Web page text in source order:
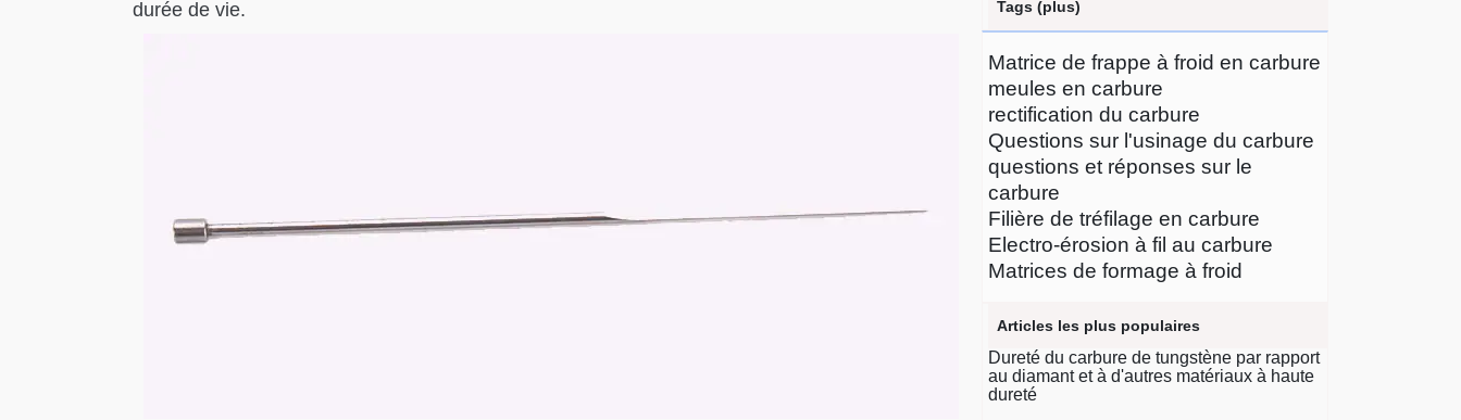
durée de vie.
Tags (plus)
Matrice de frappe à froid en carbure
meules en carbure
rectification du carbure
Questions sur l'usinage du carbure
questions et réponses sur le
carbure
Filière de tréfilage en carbure
Electro-érosion à fil au carbure
Matrices de formage à froid
Articles les plus populaires
Dureté du carbure de tungstène par rapport
au diamant et à d'autres matériaux à haute
dureté